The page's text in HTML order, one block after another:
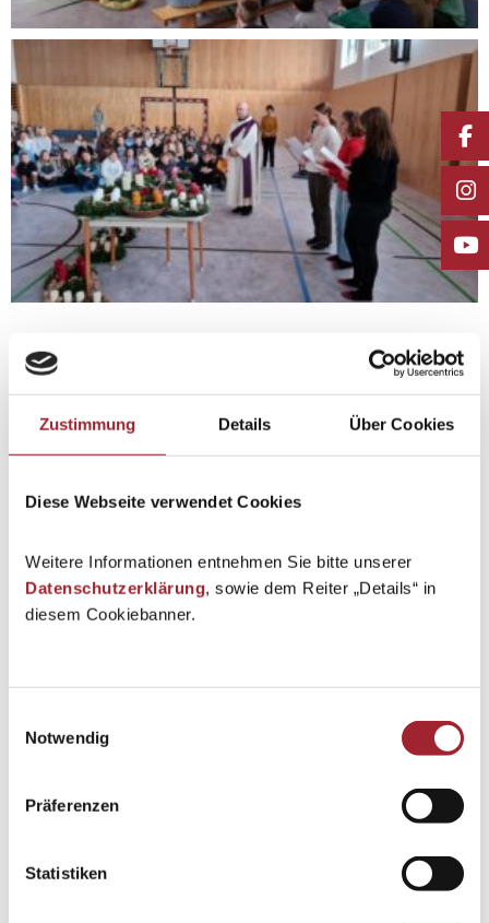
Zustimmung Details Über Cookies
Diese Webseite verwendet Cookies
Weitere Informationen entnehmen Sie bitte unserer
Datenschutzerklärung, sowie dem Reiter „Details“ in
diesem Cookiebanner.
Notwendig
Präferenzen
Statistiken
Zurück zur Übersicht